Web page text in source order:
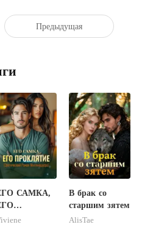
Предыдущая
САМКА,
В брак со
старшим зятем
AlisTae